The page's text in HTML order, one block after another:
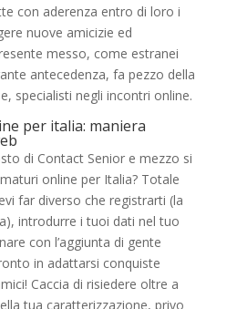
con aderenza entro di loro i
nuove amicizie ed
messo, come estranei
antecedenza, fa pezzo della
specialisti negli incontri online.
per italia: maniera
di Contact Senior e mezzo si
online per Italia? Totale
far diverso che registrarti (la
introdurre i tuoi dati nel tuo
con l’aggiunta di gente
in adattarsi conquiste
Caccia di risiedere oltre a
tua caratterizzazione, privo